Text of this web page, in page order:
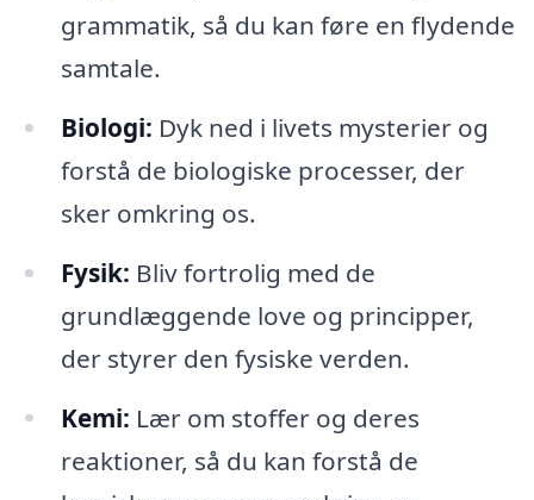
grammatik, så du kan føre en flydende
samtale.
Biologi: Dyk ned i livets mysterier og
forstå de biologiske processer, der
sker omkring os.
Fysik: Bliv fortrolig med de
grundlæggende love og principper,
der styrer den fysiske verden.
Kemi: Lær om stoffer og deres
reaktioner, så du kan forstå de